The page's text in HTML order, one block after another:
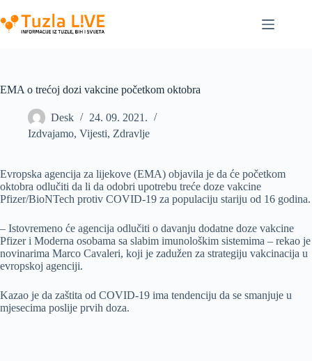
to
content
EMA o trećoj dozi vakcine početkom oktobra
Desk
24. 09. 2021.
Izdvajamo, Vijesti, Zdravlje
Evropska agencija za lijekove (EMA) objavila je da će početkom
oktobra odlučiti da li da odobri upotrebu treće doze vakcine
Pfizer/BioNTech protiv COVID-19 za populaciju stariju od 16 godina.
– Istovremeno će agencija odlučiti o davanju dodatne doze vakcine
Pfizer i Moderna osobama sa slabim imunološkim sistemima – rekao je
novinarima Marco Cavaleri, koji je zadužen za strategiju vakcinacija u
evropskoj agenciji.
Kazao je da zaštita od COVID-19 ima tendenciju da se smanjuje u
mjesecima poslije prvih doza.